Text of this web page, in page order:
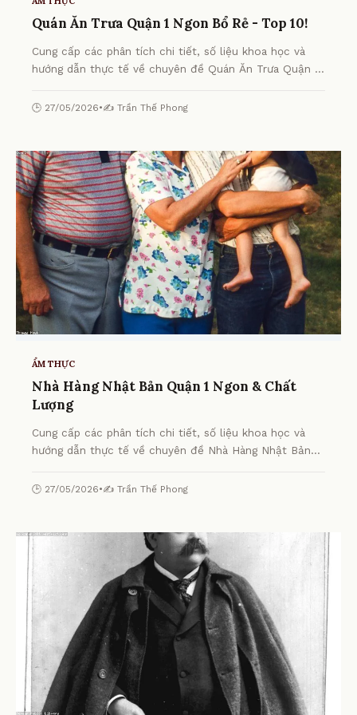
Quán Ăn Trưa Quận 1 Ngon Bổ Rẻ - Top 10!
Cung cấp các phân tích chi tiết, số liệu khoa học và
hướng dẫn thực tế về chuyên đề Quán Ăn Trưa Quận 1
🕒 27/05/2026•✍️ Trần Thế Phong
ẨM THỰC
Nhà Hàng Nhật Bản Quận 1 Ngon & Chất
Lượng
Cung cấp các phân tích chi tiết, số liệu khoa học và
hướng dẫn thực tế về chuyên đề Nhà Hàng Nhật Bản
🕒 27/05/2026•✍️ Trần Thế Phong